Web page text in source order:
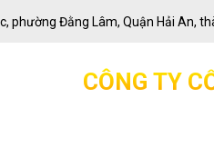
phường Đằng Lâm, Quận Hải An,
CÔNG TY C